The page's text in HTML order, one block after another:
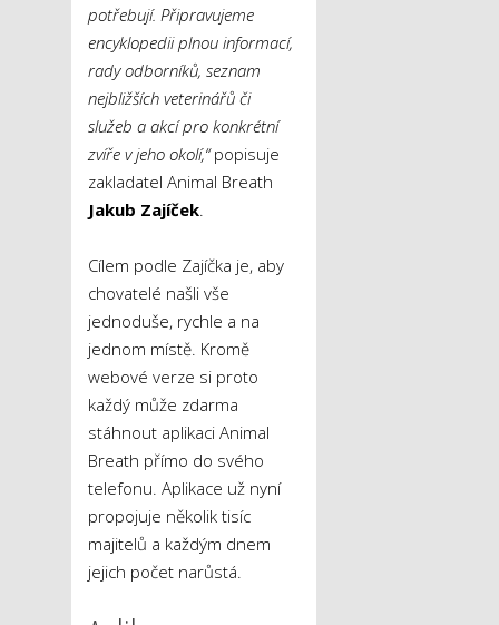
potřebují. Připravujeme
encyklopedii plnou informací,
rady odborníků, seznam
nejbližších veterinářů či
služeb a akcí pro konkrétní
zvíře v jeho okolí,“popisuje
zakladatel Animal Breath
Jakub Zajíček.
Cílem podle Zajíčka je, aby
chovatelé našli vše
jednoduše, rychle a na
jednom místě. Kromě
webové verze si proto
každý může zdarma
stáhnout aplikaci Animal
Breath přímo do svého
telefonu. Aplikace už nyní
propojuje několik tisíc
majitelů a každým dnem
jejich počet narůstá.